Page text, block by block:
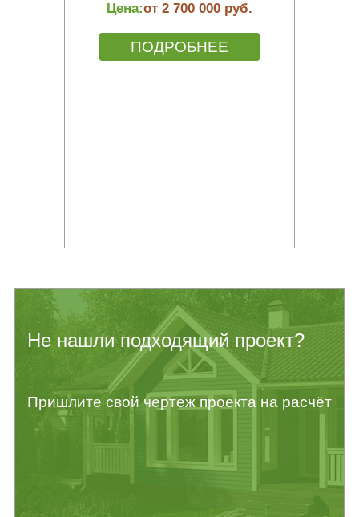
Цена:от 2 700 000 руб.
ПОДРОБНЕЕ
Не нашли подходящий проект?
Пришлите свой чертеж проекта на расчёт